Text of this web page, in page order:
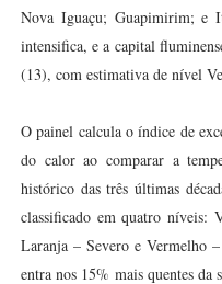
Nova Iguaçu; Guapimirim; e
intensifica, e a capital
(13), com estimativa de nível
O painel calcula o índice de
do calor ao comparar a
histórico das três últimas
classificado em quatro níveis:
Laranja – Severo e Vermelho
entra nos 15% mais quentes